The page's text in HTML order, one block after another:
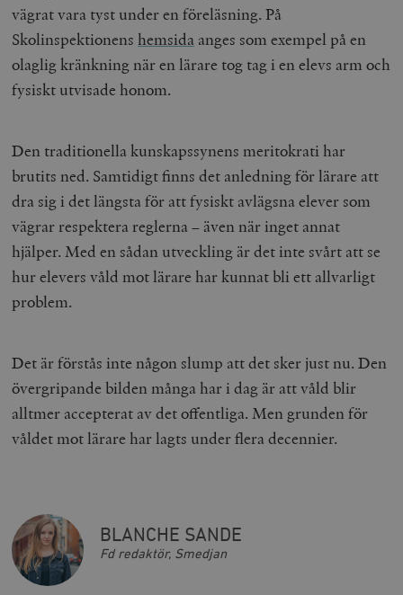
vägrat vara tyst under en föreläsning. På
Skolinspektionenshemsida anges som exempel på en
olaglig kränkning när en lärare tog tag i en elevs arm och
fysiskt utvisade honom.
Den traditionella kunskapssynens meritokrati har
brutits ned. Samtidigt finns det anledning för lärare att
dra sig i det längsta för att fysiskt avlägsna elever som
vägrar respektera reglerna – även när inget annat
hjälper. Med en sådan utveckling är det inte svårt att se
hur elevers våld mot lärare har kunnat bli ett allvarligt
problem.
Det är förstås inte någon slump att det sker just nu. Den
övergripande bilden många har i dag är att våld blir
alltmer accepterat av det offentliga. Men grunden för
våldet mot lärare har lagts under flera decennier.
BLANCHE SANDE
Fd redaktör, Smedjan